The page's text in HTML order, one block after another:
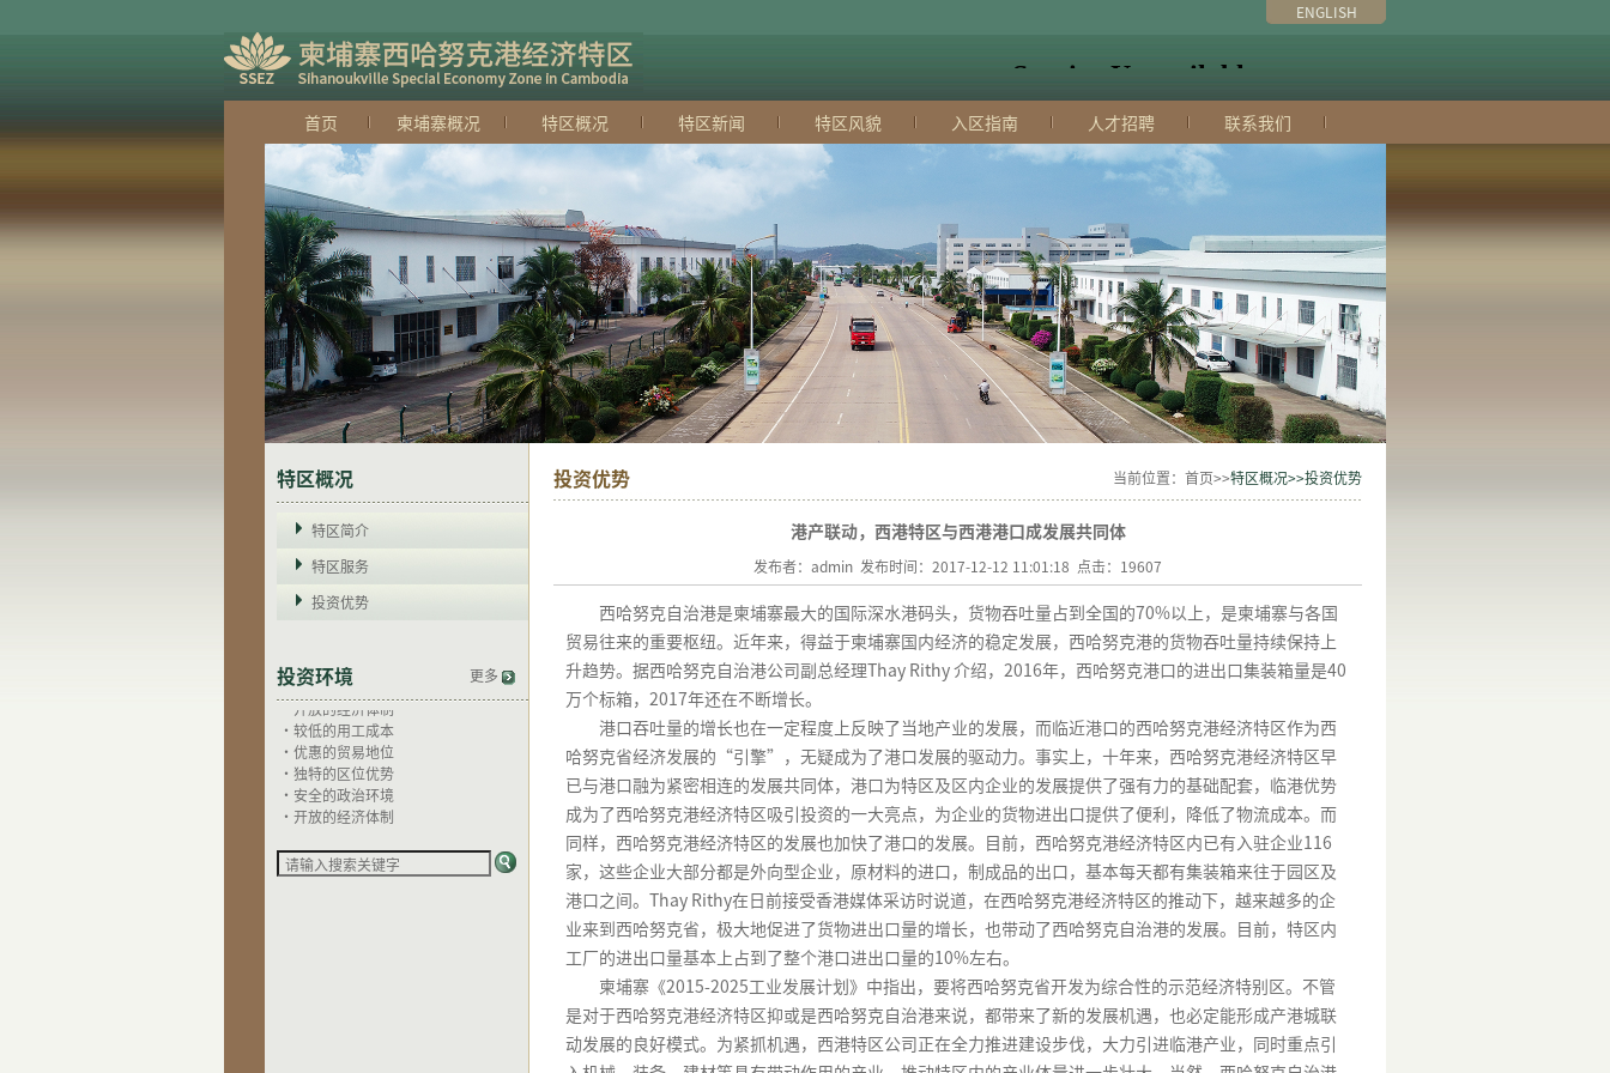
ENGLISH
首页 柬埔寨概况 特区概况 特区新闻 特区风貌 入区指南 人才招聘 联系我们
特区概况
特区简介
特区服务
投资优势
投资环境 更多
·安全的政治环境
·开放的经济体制
·较低的用工成本
·优惠的贸易地位
·独特的区位优势
·安全的政治环境
·开放的经济体制
·较低的用工成本
·独特的区位优势
·安全的政治环境
投资优势 当前位置：首页>>特区概况>>投资优势
港产联动，西港特区与西港港口成发展共同体
发布者：admin 发布时间：2017-12-12 11:01:18 点击：19607
西哈努克自治港是柬埔寨最大的国际深水港码头，货物吞吐量占到全国的70%以上，是柬埔寨与各国
贸易往来的重要枢纽。近年来，得益于柬埔寨国内经济的稳定发展，西哈努克港的货物吞吐量持续保持上
升趋势。据西哈努克自治港公司副总经理Thay Rithy介绍， 2016年，西哈努克港口的进出口集装箱量是40
万个标箱， 2017年还在不断增长。
港口吞吐量的增长也在一定程度上反映了当地产业的发展，而临近港口的西哈努克港经济特区作为西
哈努克省经济发展的“引擎”，无疑成为了港口发展的驱动力。事实上，十年来，西哈努克港经济特区早
已与港口融为紧密相连的发展共同体，港口为特区及区内企业的发展提供了强有力的基础配套，临港优势
成为了西哈努克港经济特区吸引投资的一大亮点，为企业的货物进出口提供了便利，降低了物流成本。而
同样，西哈努克港经济特区的发展也加快了港口的发展。目前，西哈努克港经济特区内已有入驻企业116
家，这些企业大部分都是外向型企业，原材料的进口，制成品的出口，基本每天都有集装箱来往于园区及
港口之间。 Thay Rithy在日前接受香港媒体采访时说道，在西哈努克港经济特区的推动下，越来越多的企
业来到西哈努克省，极大地促进了货物进出口量的增长，也带动了西哈努克自治港的发展。目前，特区内
工厂的进出口量基本上占到了整个港口进出口量的10%左右。
柬埔寨《2015-2025工业发展计划》中指出，要将西哈努克省开发为综合性的示范经济特别区。不管
是对于西哈努克港经济特区抑或是西哈努克自治港来说，都带来了新的发展机遇，也必定能形成产港城联
动发展的良好模式。为紧抓机遇，西港特区公司正在全力推进建设步伐，大力引进临港产业，同时重点引